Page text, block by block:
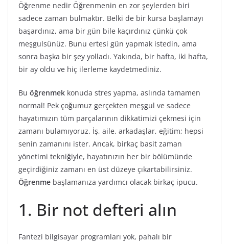
Öğrenme nedir Öğrenmenin en zor şeylerden biri
sadece zaman bulmaktır. Belki de bir kursa başlamayı
başardınız, ama bir gün bile kaçırdınız çünkü çok
meşgulsünüz. Bunu ertesi gün yapmak istedin, ama
sonra başka bir şey yolladı. Yakında, bir hafta, iki hafta,
bir ay oldu ve hiç ilerleme kaydetmediniz.
Bu öğrenmek konuda stres yapma, aslında tamamen
normal! Pek çoğumuz gerçekten meşgul ve sadece
hayatımızın tüm parçalarının dikkatimizi çekmesi için
zamanı bulamıyoruz. İş, aile, arkadaşlar, eğitim; hepsi
senin zamanını ister. Ancak, birkaç basit zaman
yönetimi tekniğiyle, hayatınızın her bir bölümünde
geçirdiğiniz zamanı en üst düzeye çıkartabilirsiniz.
Öğrenme başlamanıza yardımcı olacak birkaç ipucu.
1. Bir not defteri alın
Fantezi bilgisayar programları yok, pahalı bir